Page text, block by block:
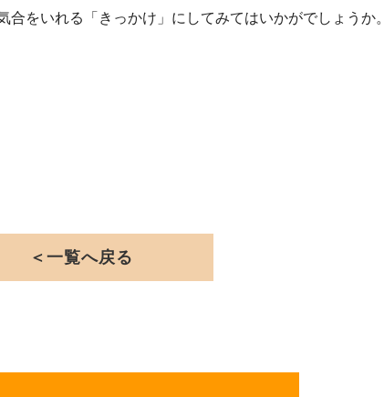
をいれる「きっかけ」にしてみてはいかがでしょうか。
＜一覧へ戻る